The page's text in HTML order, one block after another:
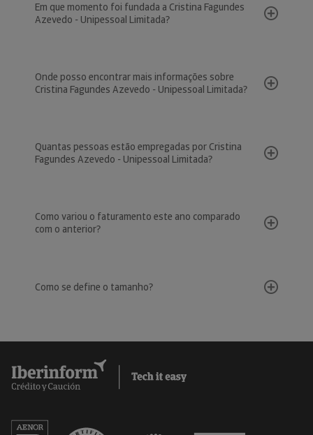
Em que momento foi fundada a Cristina Fagundes
Azevedo - Unipessoal Limitada?
Onde posso encontrar mais informações sobre
Cristina Fagundes Azevedo - Unipessoal Limitada?
Quantas pessoas estão empregadas por Cristina
Fagundes Azevedo - Unipessoal Limitada?
Como variou o faturamento este ano comparado
com o anterior?
Como se define o tamanho?